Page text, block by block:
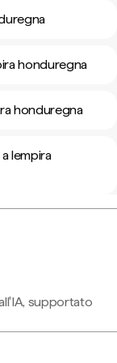
honduregna
honduregna
lempira
supportato